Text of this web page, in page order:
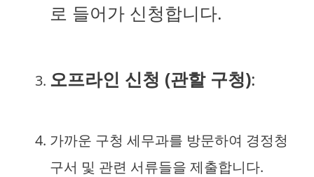
로 들어가 신청합니다.
오프라인 신청 (관할 구청):
가까운 구청 세무과를 방문하여 경정청
구서 및 관련 서류들을 제출합니다.